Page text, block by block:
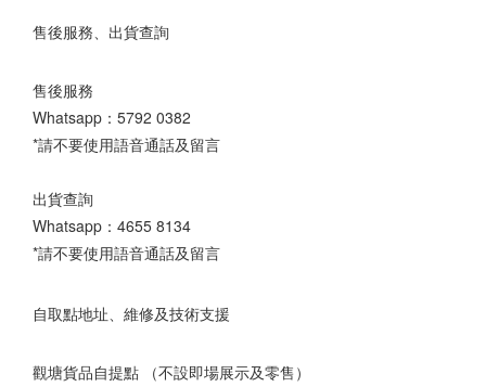
售後服務、出貨查詢
售後服務
Whatsapp： 5792 0382
*請不要使用語音通話及留言
出貨查詢
Whatsapp： 4655 8134
*請不要使用語音通話及留言
自取點地址、維修及技術支援
觀塘貨品自提點 （不設即場展示及零售）